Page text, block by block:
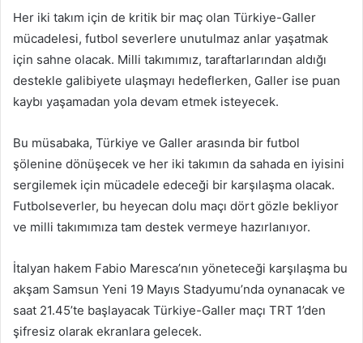
Her iki takım için de kritik bir maç olan Türkiye-Galler
mücadelesi, futbol severlere unutulmaz anlar yaşatmak
için sahne olacak. Milli takımımız, taraftarlarından aldığı
destekle galibiyete ulaşmayı hedeflerken, Galler ise puan
kaybı yaşamadan yola devam etmek isteyecek.
Bu müsabaka, Türkiye ve Galler arasında bir futbol
şölenine dönüşecek ve her iki takımın da sahada en iyisini
sergilemek için mücadele edeceği bir karşılaşma olacak.
Futbolseverler, bu heyecan dolu maçı dört gözle bekliyor
ve milli takımımıza tam destek vermeye hazırlanıyor.
İtalyan hakem Fabio Maresca’nın yöneteceği karşılaşma bu
akşam Samsun Yeni 19 Mayıs Stadyumu’nda oynanacak ve
saat 21.45’te başlayacak Türkiye-Galler maçı TRT 1’den
şifresiz olarak ekranlara gelecek.